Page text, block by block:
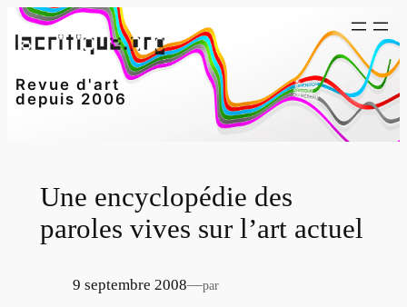
Aller
au
Revue d'art
depuis 2006
Une encyclopédie des
paroles vives sur l’art actuel
9 septembre 2008—par